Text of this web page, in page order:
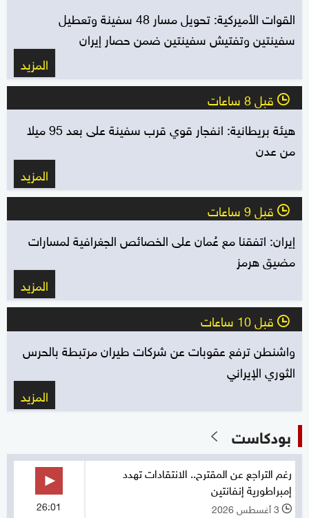
القوات الأميركية: تحويل مسار 48 سفينة وتعطيل
سفينتين وتفتيش سفينتين ضمن حصار إيران
المزيد
l قبل 8 ساعات
هيئة بريطانية: انفجار قوي قرب سفينة على بعد 95 ميلا
من عدن
المزيد
l قبل 9 ساعات
إيران: اتفقنا مع عُمان على الخصائص الجغرافية لمسارات
مضيق هرمز
المزيد
l قبل 10 ساعات
واشنطن ترفع عقوبات عن شركات طيران مرتبطة بالحرس
الثوري الإيراني
المزيد
بودكاست
رغم التراجع عن المقترح.. الانتقادات تهدد
إمبراطورية إنفانتين
l 3 أغسطس 2026 26:01